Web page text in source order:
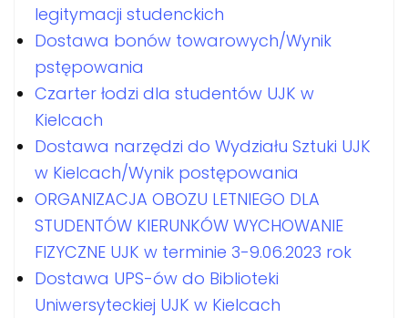
legitymacji studenckich
Dostawa bonów towarowych/Wynik
pstępowania
Czarter łodzi dla studentów UJK w
Kielcach
Dostawa narzędzi do Wydziału Sztuki UJK
w Kielcach/Wynik postępowania
ORGANIZACJA OBOZU LETNIEGO DLA
STUDENTÓW KIERUNKÓW WYCHOWANIE
FIZYCZNE UJK w terminie 3-9.06.2023 rok
Dostawa UPS-ów do Biblioteki
Uniwersyteckiej UJK w Kielcach